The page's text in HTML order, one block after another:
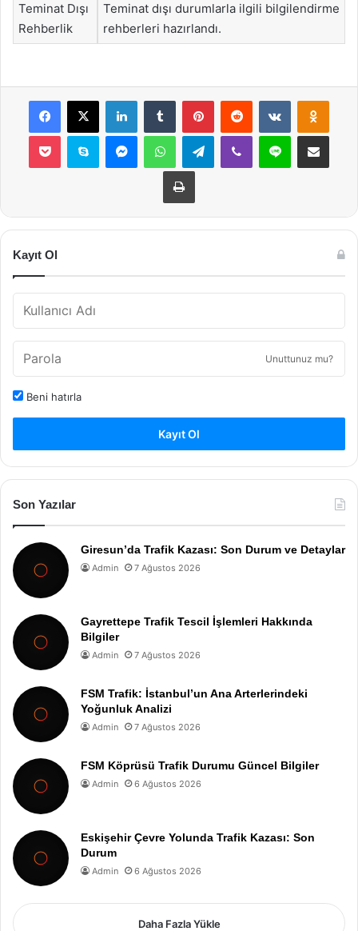
Teminat Dışı
Rehberlik
Teminat dışı durumlarla ilgili bilgilendirme
rehberleri hazırlandı.
Facebook
X LinkedInTumblr PinterestReddit VKontakte
Pocket Skype MessengerWhatsAppTelegramViber Line E-Posta ile
Yazdır
Kayıt Ol
Unuttunuz mu?
Beni hatırla
Kayıt Ol
Son Yazılar
Giresun’da Trafik Kazası: Son Durum ve Detaylar
Admin 7 Ağustos 2026
Gayrettepe Trafik Tescil İşlemleri Hakkında
Bilgiler
Admin 7 Ağustos 2026
FSM Trafik: İstanbul’un Ana Arterlerindeki
Yoğunluk Analizi
Admin 7 Ağustos 2026
FSM Köprüsü Trafik Durumu Güncel Bilgiler
Admin 6 Ağustos 2026
Eskişehir Çevre Yolunda Trafik Kazası: Son
Durum
Admin 6 Ağustos 2026
Daha Fazla Yükle